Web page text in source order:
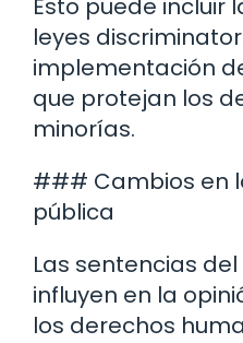
Esto puede incluir
leyes
implementación
que protejan los
minorías.
### Cambios en
pública
Las sentencias
influyen en la
los derechos